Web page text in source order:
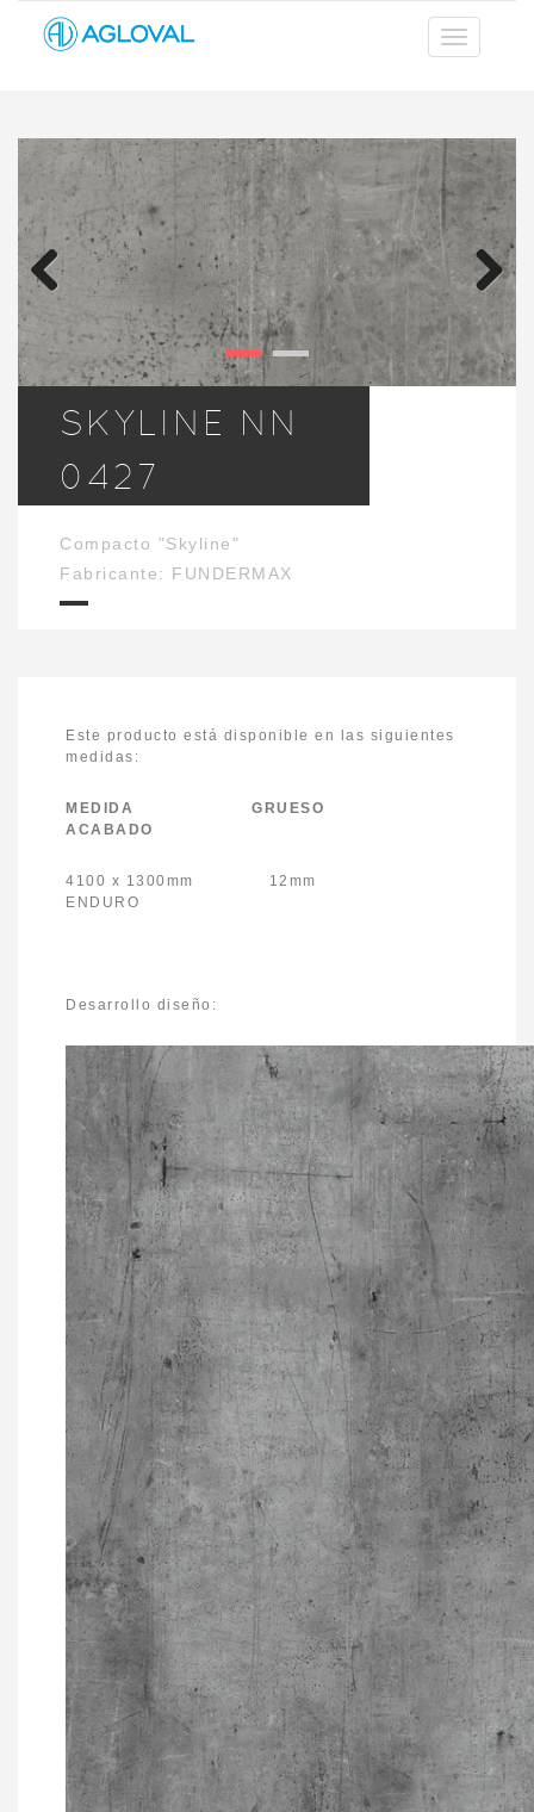
Previous Next
SKYLINE NN
0427
Compacto "Skyline"
Fabricante: FUNDERMAX
Este producto está disponible en las siguientes
medidas:
MEDIDA GRUESO
ACABADO
4100 x 1300mm 12mm
ENDURO
Desarrollo diseño: